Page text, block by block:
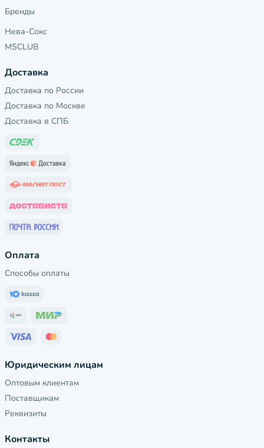
Бренды
Нева-Сокс
MSCLUB
Доставка
Доставка по России
Доставка по Москве
Доставка в СПБ
Оплата
Способы оплаты
Юридическим лицам
Оптовым клиентам
Поставщикам
Реквизиты
Контакты